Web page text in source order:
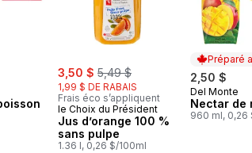
sale:
3,50 $ , formerly:
5,49 $
1,99 $ DE RABAIS
Frais éco s’appliquent
le Choix du Président
Jus d’orange 100 %
sans pulpe
1.36 l, 0,26 $/100ml
Préparé
2,50 $
Préparé
Del Monte
Nectar de
960 ml, 0,26